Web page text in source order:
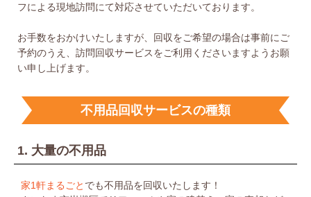
フによる現地訪問にて対応させていただいております。
お手数をおかけいたしますが、回収をご希望の場合は事前にご
予約のうえ、訪問回収サービスをご利用くださいますようお願
い申し上げます。
不用品回収サービスの種類
1. 大量の不用品
家1軒まるごと でも不用品を回収いたします！